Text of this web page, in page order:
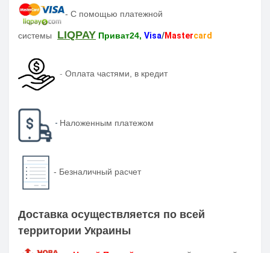
- С помощью платежной
системы LIQPAY Приват24, Visa/Mastercard
- Оплата частями, в кредит
- Наложенным платежом
- Безналичный расчет
Доставка осуществляется по всей
территории Украины